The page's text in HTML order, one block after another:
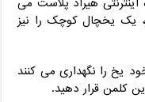
یک یخچال کوچک را نیز
یخ را نگهداری می کنند
کلمن قرار دهید.